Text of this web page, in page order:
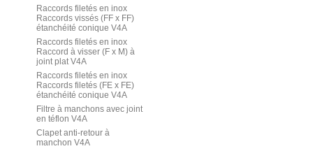
Raccords filetés en inox
Raccords vissés (FF x FF)
étanchéité conique V4A
Raccords filetés en inox
Raccord à visser (F x M) à
joint plat V4A
Raccords filetés en inox
Raccords filetés (FE x FE)
étanchéité conique V4A
Filtre à manchons avec joint
en téflon V4A
Clapet anti-retour à
manchon V4A